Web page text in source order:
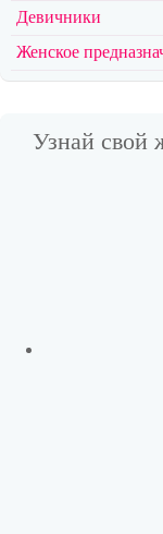
Девичники
Женское
Узнай свой